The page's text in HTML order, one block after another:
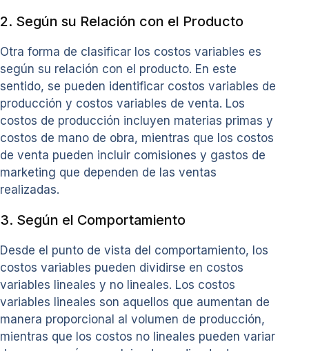
2. Según su Relación con el Producto
Otra forma de clasificar los costos variables es
según su relación con el producto. En este
sentido, se pueden identificar costos variables de
producción y costos variables de venta. Los
costos de producción incluyen materias primas y
costos de mano de obra, mientras que los costos
de venta pueden incluir comisiones y gastos de
marketing que dependen de las ventas
realizadas.
3. Según el Comportamiento
Desde el punto de vista del comportamiento, los
costos variables pueden dividirse en costos
variables lineales y no lineales. Los costos
variables lineales son aquellos que aumentan de
manera proporcional al volumen de producción,
mientras que los costos no lineales pueden variar